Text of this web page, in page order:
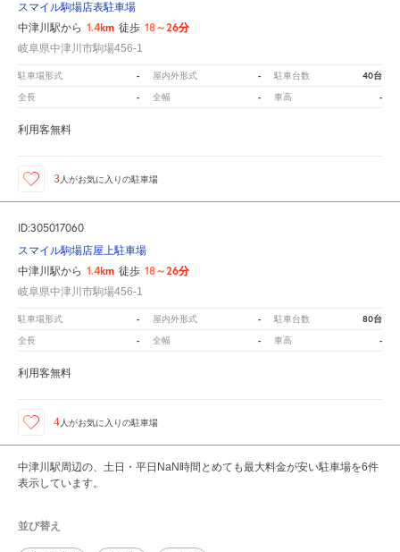
スマイル駒場店表駐車場
中津川駅から 1.4km 徒歩 18～26分
岐阜県中津川市駒場456-1
駐車場形式 - 屋内外形式 - 駐車台数 40台
全長 - 全幅 - 車高 -
利用客無料
3人がお気に入りの駐車場
ID:305017060
スマイル駒場店屋上駐車場
中津川駅から 1.4km 徒歩 18～26分
岐阜県中津川市駒場456-1
駐車場形式 - 屋内外形式 - 駐車台数 80台
全長 - 全幅 - 車高 -
利用客無料
4人がお気に入りの駐車場
中津川駅周辺の、土日・平日NaN時間とめても最大料金が安い駐車場を6件
表示しています。
並び替え